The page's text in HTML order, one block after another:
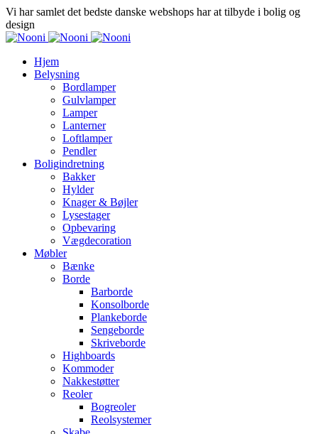
Vi har samlet det bedste danske webshops har at tilbyde i bolig og
design
Hjem
Belysning
Bordlamper
Gulvlamper
Lamper
Lanterner
Loftlamper
Pendler
Boligindretning
Bakker
Hylder
Knager & Bøjler
Lysestager
Opbevaring
Vægdecoration
Møbler
Bænke
Borde
Barborde
Konsolborde
Plankeborde
Sengeborde
Skriveborde
Highboards
Kommoder
Nakkestøtter
Reoler
Bogreoler
Reolsystemer